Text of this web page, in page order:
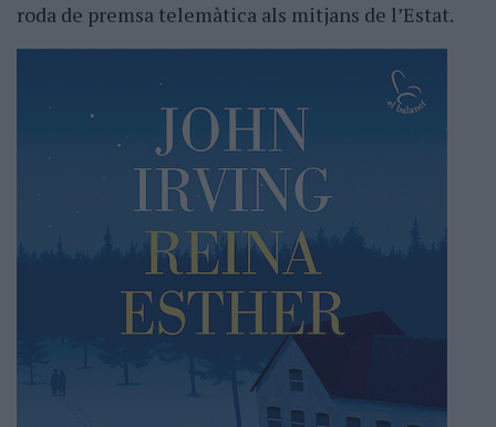
roda de premsa telemàtica als mitjans de l’Estat.